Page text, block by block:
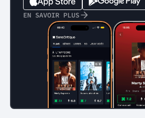
EN SAVOIR PLUS